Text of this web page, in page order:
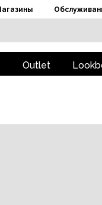
Outlet